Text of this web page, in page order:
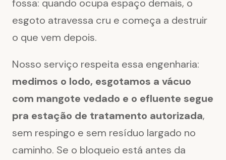
fossa: quando ocupa espaço demais, o
esgoto atravessa cru e começa a destruir
o que vem depois.
Nosso serviço respeita essa engenharia:
medimos o lodo, esgotamos a vácuo
com mangote vedado e o efluente segue
pra estação de tratamento autorizada,
sem respingo e sem resíduo largado no
caminho. Se o bloqueio está antes da